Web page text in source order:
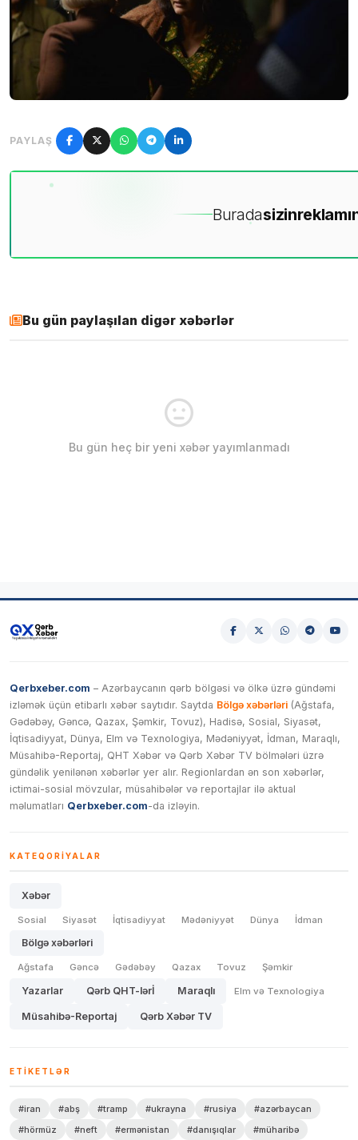
PAYLAŞ
Buradasizin
Bu gün paylaşılan digər xəbərlər
Bu gün heç bir yeni xəbər yayımlanmadı
Qerbxeber.com – Azərbaycanın qərb bölgəsi və ölkə üzrə gündəmi
izləmək üçün etibarlı xəbər saytıdır. Saytda Bölgə xəbərləri (Ağstafa,
Gədəbəy, Gəncə, Qazax, Şəmkir, Tovuz), Hadisə, Sosial, Siyasət,
İqtisadiyyat, Dünya, Elm və Texnologiya, Mədəniyyət, İdman, Maraqlı,
Müsahibə-Reportaj, QHT Xəbər və Qərb Xəbər TV bölmələri üzrə
gündəlik yenilənən xəbərlər yer alır. Regionlardan ən son xəbərlər,
ictimai-sosial mövzular, müsahibələr və reportajlar ilə aktual
məlumatları Qerbxeber.com-da izləyin.
KATEQORIYALAR
Xəbər
Sosial Siyasət İqtisadiyyat Mədəniyyət Dünya İdman
Bölgə xəbərləri
Ağstafa Gəncə Gədəbəy Qazax Tovuz Şəmkir
Yazarlar Qərb QHT-lərİ Maraqlı Elm və Texnologiya
Müsahibə-Reportaj Qərb Xəbər TV
ETIKETLƏR
#iran #abş #tramp #ukrayna #rusiya
#azərbaycan
#hörmüz
#neft #ermənistan #danışıqlar #müharibə